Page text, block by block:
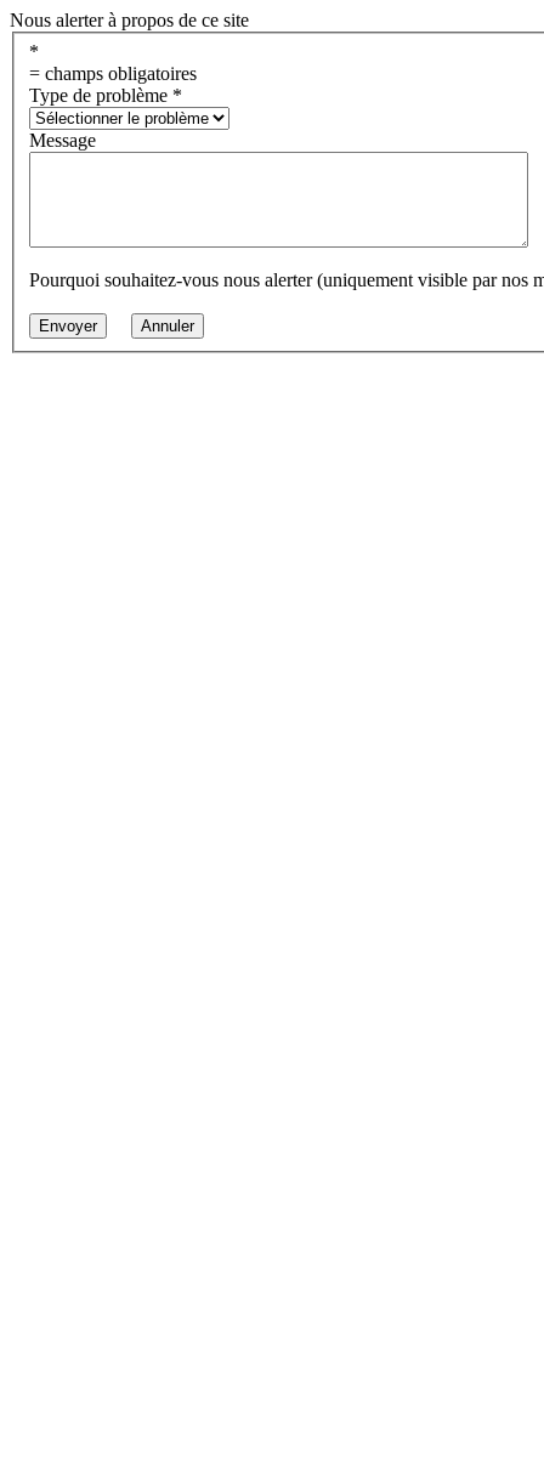
Nous alerter à propos de ce site
*
= champs obligatoires
Type de problème *
Message
Pourquoi souhaitez-vous nous alerter (uniquement visible par nos